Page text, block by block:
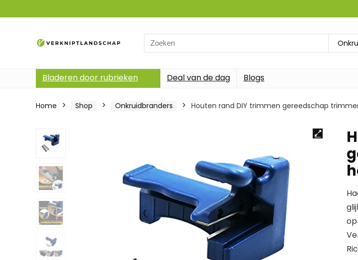
Search
for:
Bladeren door rubrieken Deal van de dag Blogs
Home Shop Onkruidbranders Houten rand DIY trimmen gereedschap